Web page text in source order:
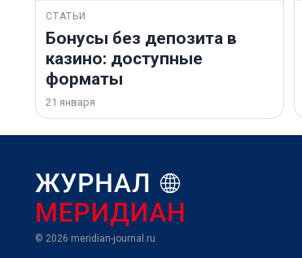
СТАТЬИ
Бонусы без депозита в
казино: доступные
форматы
21 января
© 2026 meridian-journal.ru